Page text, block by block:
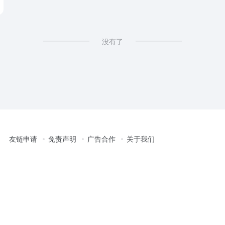
没有了
友链申请 免责声明 广告合作 关于我们